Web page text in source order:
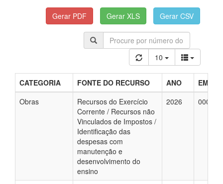
10
CATEGORIA FONTE DO RECURSO ANO
Obras
Recursos do Exercício
Corrente / Recursos não
Vinculados de Impostos /
Identificação das
despesas com
manutenção e
desenvolvimento do
ensino
2026